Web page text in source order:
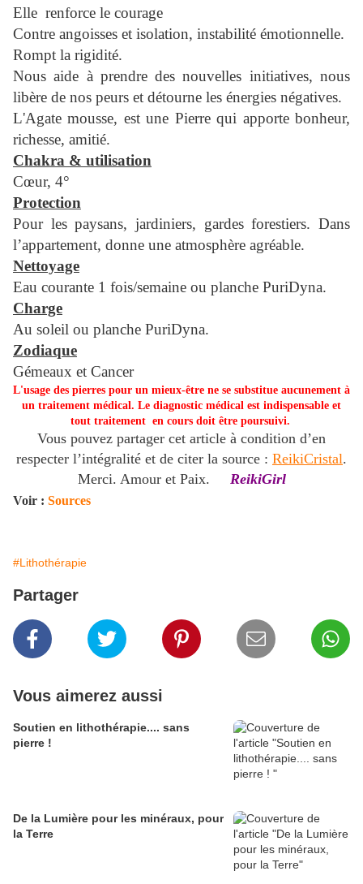
Elle renforce le courage
Contre angoisses et isolation, instabilité émotionnelle.
Rompt la rigidité.
Nous aide à prendre des nouvelles initiatives, nous
libère de nos peurs et détourne les énergies négatives.
L'Agate mousse, est une Pierre qui apporte bonheur,
richesse, amitié.
Chakra & utilisation
Cœur, 4°
Protection
Pour les paysans, jardiniers, gardes forestiers. Dans
l’appartement, donne une atmosphère agréable.
Nettoyage
Eau courante 1 fois/semaine ou planche PuriDyna.
Charge
Au soleil ou planche PuriDyna.
Zodiaque
Gémeaux et Cancer
L'usage des pierres pour un mieux-être ne se substitue aucunement à
un traitement médical. Le diagnostic médical est indispensable et
tout traitement en cours doit être poursuivi.
Vous pouvez partager cet article à condition d’en
respecter l’intégralité et de citer la source : ReikiCristal.
Merci. Amour et Paix.
ReikiGirl
Voir : Sources
#Lithothérapie
Partager
Vous aimerez aussi
Soutien en lithothérapie.... sans
pierre !
De la Lumière pour les minéraux, pour
la Terre